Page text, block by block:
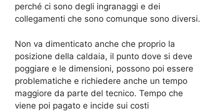
perché ci sono degli ingranaggi e dei
collegamenti che sono comunque sono diversi.
Non va dimenticato anche che proprio la
posizione della caldaia, il punto dove si deve
poggiare e le dimensioni, possono poi essere
problematiche e richiedere anche un tempo
maggiore da parte del tecnico. Tempo che
viene poi pagato e incide sui costi